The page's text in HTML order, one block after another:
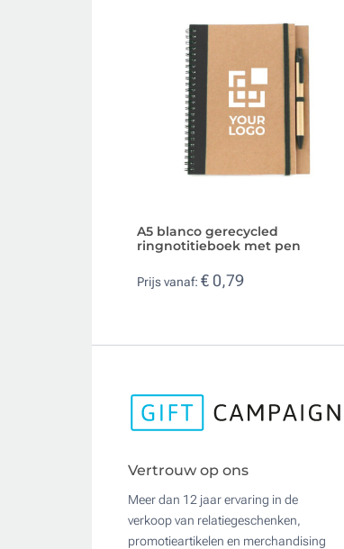
A5 blanco gerecycled
ringnotitieboek met pen
Prijs vanaf: € 0,79
Vertrouw op ons
Meer dan 12 jaar ervaring in de
verkoop van relatiegeschenken,
promotieartikelen en merchandising